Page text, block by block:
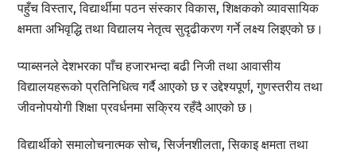
पहुँच विस्तार, विद्यार्थीमा पठन संस्कार विकास, शिक्षकको व्यावसायिक
क्षमता अभिवृद्धि तथा विद्यालय नेतृत्व सुदृढीकरण गर्ने लक्ष्य लिइएको छ।
प्याब्सनले देशभरका पाँच हजारभन्दा बढी निजी तथा आवासीय
विद्यालयहरूको प्रतिनिधित्व गर्दै आएको छ र उद्देश्यपूर्ण, गुणस्तरीय तथा
जीवनोपयोगी शिक्षा प्रवर्धनमा सक्रिय रहँदै आएको छ।
विद्यार्थीको समालोचनात्मक सोच, सिर्जनशीलता, सिकाइ क्षमता तथा